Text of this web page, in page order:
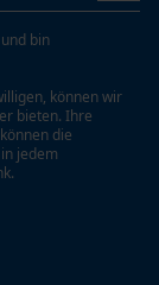
bin
können wir
bieten. Ihre
die
jedem